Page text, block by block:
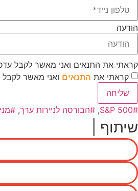
הודעה
קראתי את התנאים ואני מאשר לקבל
קראתי את התנאים ואני מאשר לקבל
שליחה
S&P 500
, הבורסה לניירות ערך,
שיתוף |